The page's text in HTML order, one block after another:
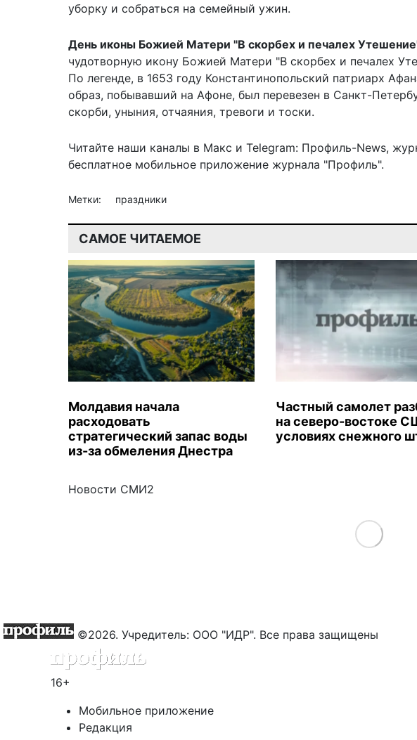
уборку и собраться на семейный ужин.
День иконы Божией Матери "В скорбех и печалех
чудотворную икону Божией Матери "В скорбех и печалех
По легенде, в 1653 году Константинопольский патриарх
образ, побывавший на Афоне, был перевезен в Санкт-
скорби, уныния, отчаяния, тревоги и тоски.
Читайте наши каналы в Макс и Telegram: Профиль-News,
бесплатное мобильное приложение журнала "Профиль".
Метки: праздники
САМОЕ ЧИТАЕМОЕ
Молдавия начала
расходовать
стратегический запас воды
из-за обмеления Днестра
Частный самолет
на северо-востоке
условиях снежного
Новости СМИ2
Load More
©2026. Учредитель: ООО "ИДР". Все права защищены
16+
Мобильное приложение
Редакция